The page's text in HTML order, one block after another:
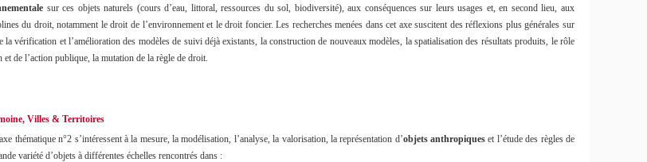
sur ces objets naturels (cours d’eau, littoral, ressources du sol, biodiversité), aux conséquences sur leurs usages et, en second lieu, aux
du droit, notamment le droit de l’environnement et le droit foncier. Les recherches menées dans cet axe suscitent des réflexions plus générales sur
vérification et l’amélioration des modèles de suivi déjà existants, la construction de nouveaux modèles, la spatialisation des résultats produits, le rôle
de l’action publique, la mutation de la règle de droit.
Villes & Territoires
thématique n°2 s’intéressent à la mesure, la modélisation, l’analyse, la valorisation, la représentation d’objets anthropiqueset l’étude des règles de
variété d’objets à différentes échelles rencontrés dans :